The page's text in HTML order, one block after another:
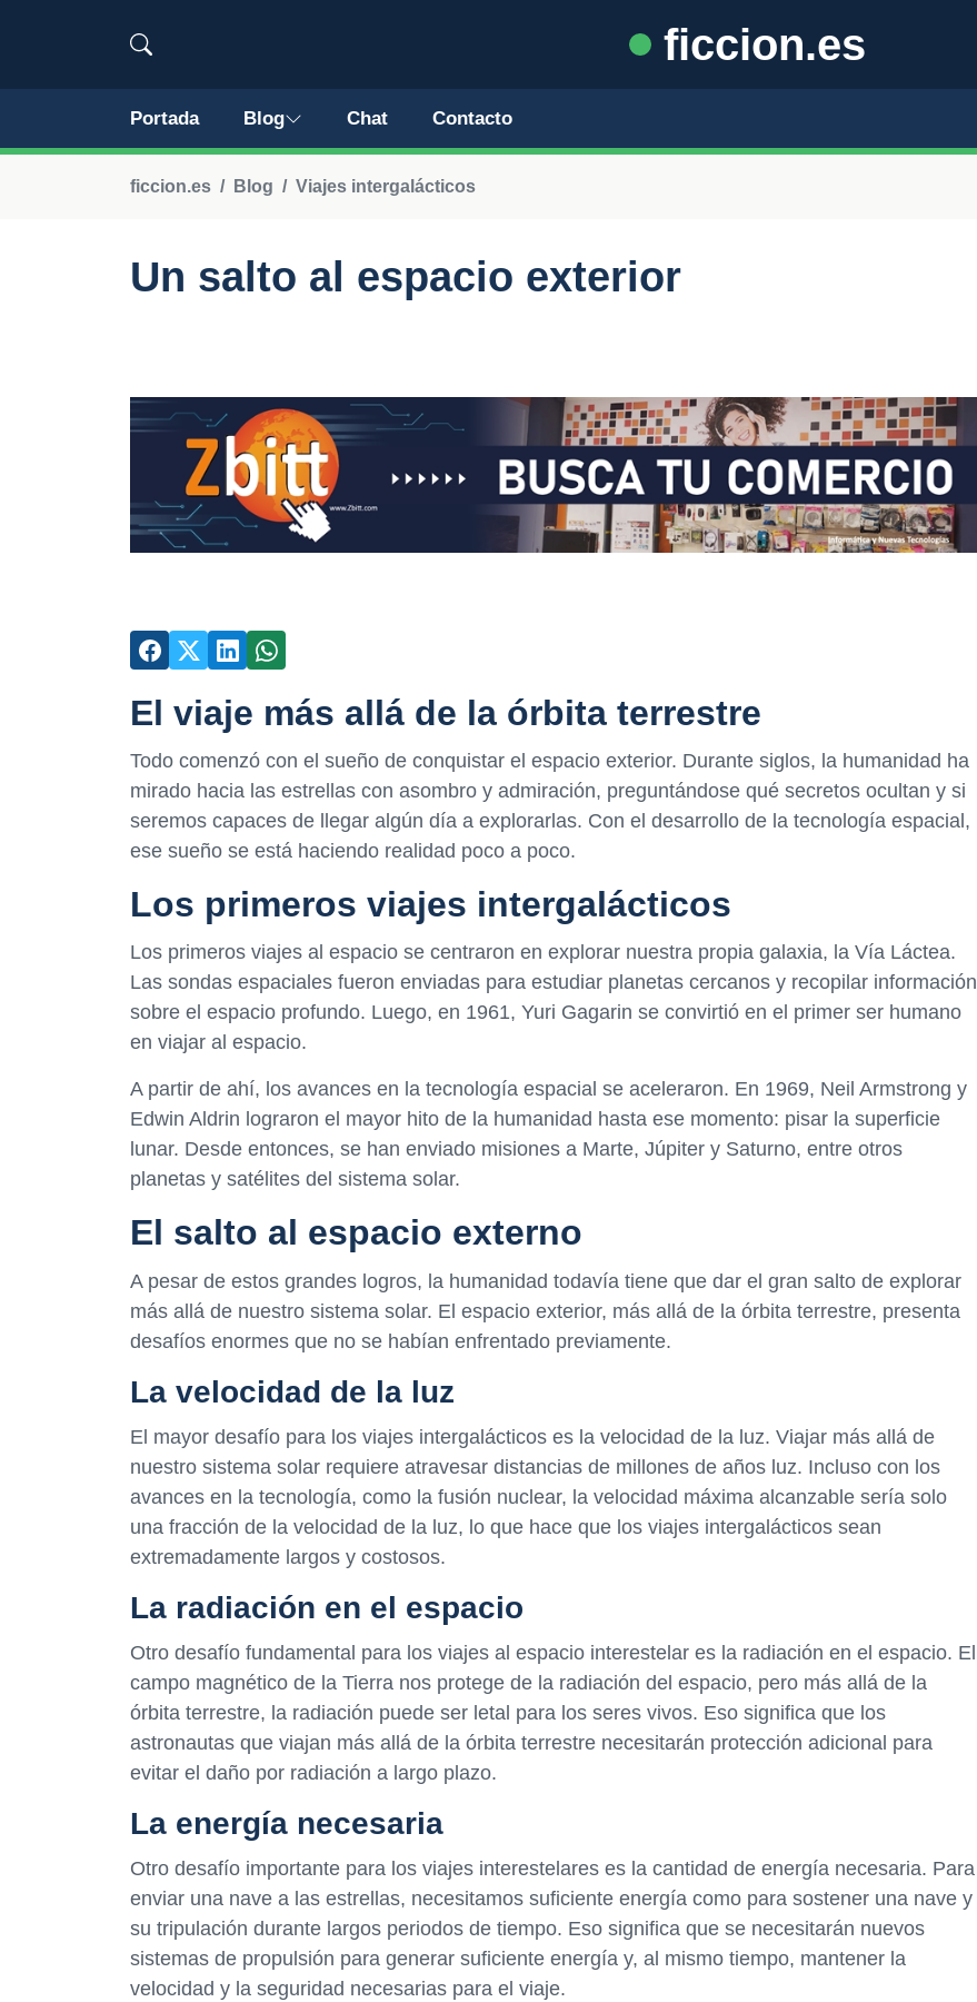
ficcion.es
Portada Blog Chat Contacto
ficcion.es Blog Viajes intergalácticos
Un salto al espacio exterior
El viaje más allá de la órbita terrestre
Todo comenzó con el sueño de conquistar el espacio exterior. Durante siglos, la humanidad ha
mirado hacia las estrellas con asombro y admiración, preguntándose qué secretos ocultan y si
seremos capaces de llegar algún día a explorarlas. Con el desarrollo de la tecnología espacial,
ese sueño se está haciendo realidad poco a poco.
Los primeros viajes intergalácticos
Los primeros viajes al espacio se centraron en explorar nuestra propia galaxia, la Vía Láctea.
Las sondas espaciales fueron enviadas para estudiar planetas cercanos y recopilar información
sobre el espacio profundo. Luego, en 1961, Yuri Gagarin se convirtió en el primer ser humano
en viajar al espacio.
A partir de ahí, los avances en la tecnología espacial se aceleraron. En 1969, Neil Armstrong y
Edwin Aldrin lograron el mayor hito de la humanidad hasta ese momento: pisar la superficie
lunar. Desde entonces, se han enviado misiones a Marte, Júpiter y Saturno, entre otros
planetas y satélites del sistema solar.
El salto al espacio externo
A pesar de estos grandes logros, la humanidad todavía tiene que dar el gran salto de explorar
más allá de nuestro sistema solar. El espacio exterior, más allá de la órbita terrestre, presenta
desafíos enormes que no se habían enfrentado previamente.
La velocidad de la luz
El mayor desafío para los viajes intergalácticos es la velocidad de la luz. Viajar más allá de
nuestro sistema solar requiere atravesar distancias de millones de años luz. Incluso con los
avances en la tecnología, como la fusión nuclear, la velocidad máxima alcanzable sería solo
una fracción de la velocidad de la luz, lo que hace que los viajes intergalácticos sean
extremadamente largos y costosos.
La radiación en el espacio
Otro desafío fundamental para los viajes al espacio interestelar es la radiación en el espacio. El
campo magnético de la Tierra nos protege de la radiación del espacio, pero más allá de la
órbita terrestre, la radiación puede ser letal para los seres vivos. Eso significa que los
astronautas que viajan más allá de la órbita terrestre necesitarán protección adicional para
evitar el daño por radiación a largo plazo.
La energía necesaria
Otro desafío importante para los viajes interestelares es la cantidad de energía necesaria. Para
enviar una nave a las estrellas, necesitamos suficiente energía como para sostener una nave y
su tripulación durante largos periodos de tiempo. Eso significa que se necesitarán nuevos
sistemas de propulsión para generar suficiente energía y, al mismo tiempo, mantener la
velocidad y la seguridad necesarias para el viaje.